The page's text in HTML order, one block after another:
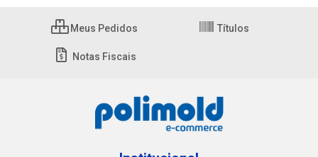
Meus Pedidos Títulos
Notas Fiscais